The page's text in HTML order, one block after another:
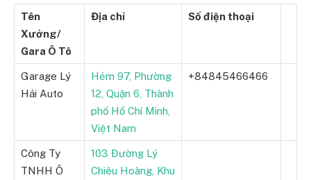
Tên
Xưởng/
Gara Ô Tô
Địa chỉ Số điện thoại
Garage Lý
Hải Auto
Hẻm 97, Phường
12, Quận 6, Thành
phố Hồ Chí Minh,
Việt Nam
+84845466466
Công Ty
TNHH Ô
103 Đường Lý
Chiêu Hoàng, Khu